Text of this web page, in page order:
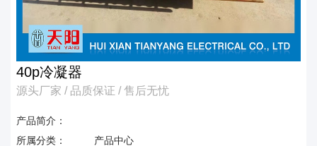
40p冷凝器
源头厂家 / 品质保证 / 售后无忧
产品简介：
所属分类：
产品中心